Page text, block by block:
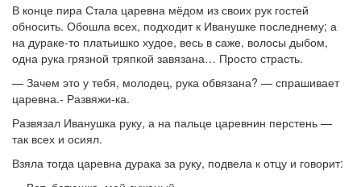
В конце пира Стала царевна мёдом из своих рук гостей
обносить. Обошла всех, подходит к Иванушке последнему; а
на дураке-то платьишко худое, весь в саже, волосы дыбом,
одна рука грязной тряпкой завязана… Просто страсть.
— Зачем это у тебя, молодец, рука обвязана? — спрашивает
царевна.- Развяжи-ка.
Развязал Иванушка руку, а на пальце царевнин перстень —
так всех и осиял.
Взяла тогда царевна дурака за руку, подвела к отцу и говорит: